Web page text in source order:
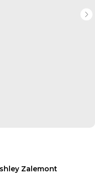
Zalemont